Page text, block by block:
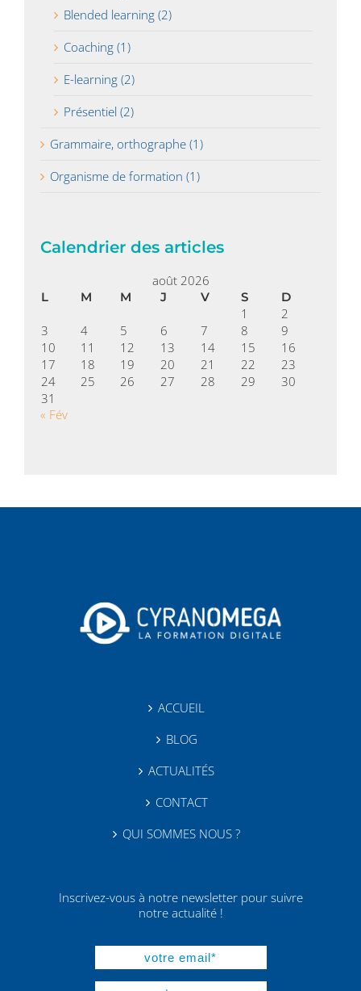
Blended learning (2)
Coaching (1)
E-learning (2)
Présentiel (2)
Grammaire, orthographe (1)
Organisme de formation (1)
Calendrier des articles
août 2026
L M M J V S D
1
2
3
4 5 6 7 8
9
10
11 12 13 14 15
16
17
18 19 20 21 22
23
24
25 26 27 28 29
30
31
« Fév
ACCUEIL
BLOG
ACTUALITÉS
CONTACT
QUI SOMMES NOUS ?
Inscrivez-vous à notre newsletter pour suivre
notre actualité !